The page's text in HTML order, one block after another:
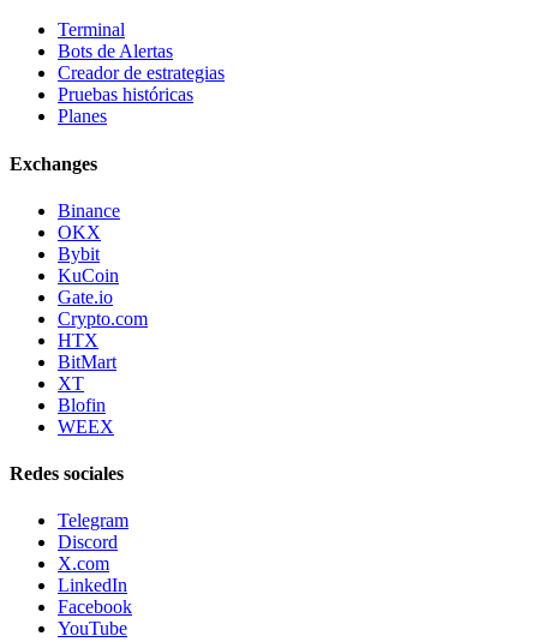
Terminal
Bots de Alertas
Creador de estrategias
Pruebas históricas
Planes
Exchanges
Binance
OKX
Bybit
KuCoin
Gate.io
Crypto.com
HTX
BitMart
XT
Blofin
WEEX
Redes sociales
Telegram
Discord
X.com
LinkedIn
Facebook
YouTube